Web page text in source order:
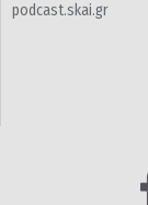
podcast.skai.gr